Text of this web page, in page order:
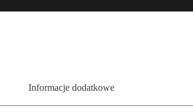
Informacje dodatkowe